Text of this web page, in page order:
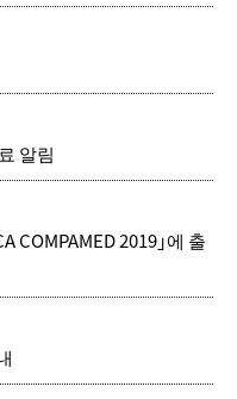
알림
COMPAMED 2019」에 출